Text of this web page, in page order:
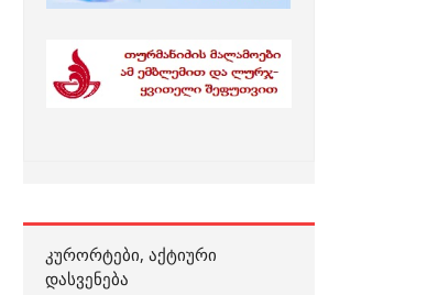
ᲙᲣᲠᲝᲠᲢᲔᲑᲘ, ᲐᲥᲢᲘᲣᲠᲘ
ᲓᲐᲡᲕᲔᲜᲔᲑᲐ